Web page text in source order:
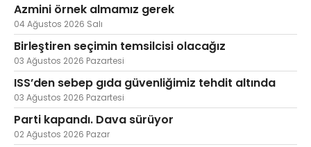
Azmini örnek almamız gerek
04 Ağustos 2026 Salı
Birleştiren seçimin temsilcisi olacağız
03 Ağustos 2026 Pazartesi
ISS’den sebep gıda güvenliğimiz tehdit altında
03 Ağustos 2026 Pazartesi
Parti kapandı. Dava sürüyor
02 Ağustos 2026 Pazar